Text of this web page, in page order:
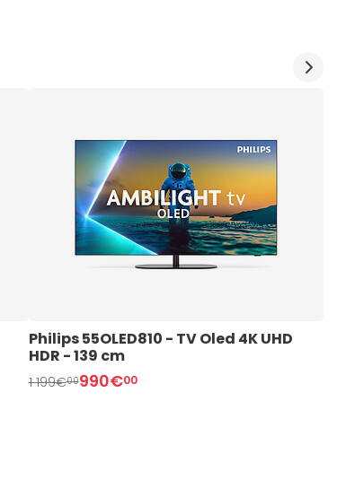
Philips 55OLED810 - TV Oled 4K UHD
HDR - 139 cm
1 199€00990€00